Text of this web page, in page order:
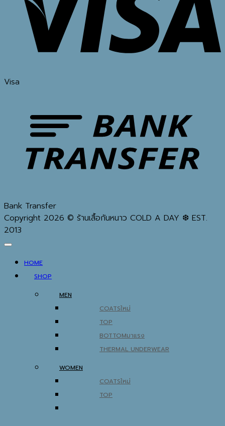
Visa
Bank Transfer
Copyright 2026 © ร้านเสื้อกันหนาว COLD A DAY ❆ EST.
2013
HOME
SHOP
MEN
COATS
TOP
BOTTOM
THERMAL UNDERWEAR
WOMEN
COATS
TOP